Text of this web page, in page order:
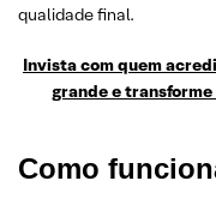
qualidade final.
Invista com quem
grande e transforme
Como